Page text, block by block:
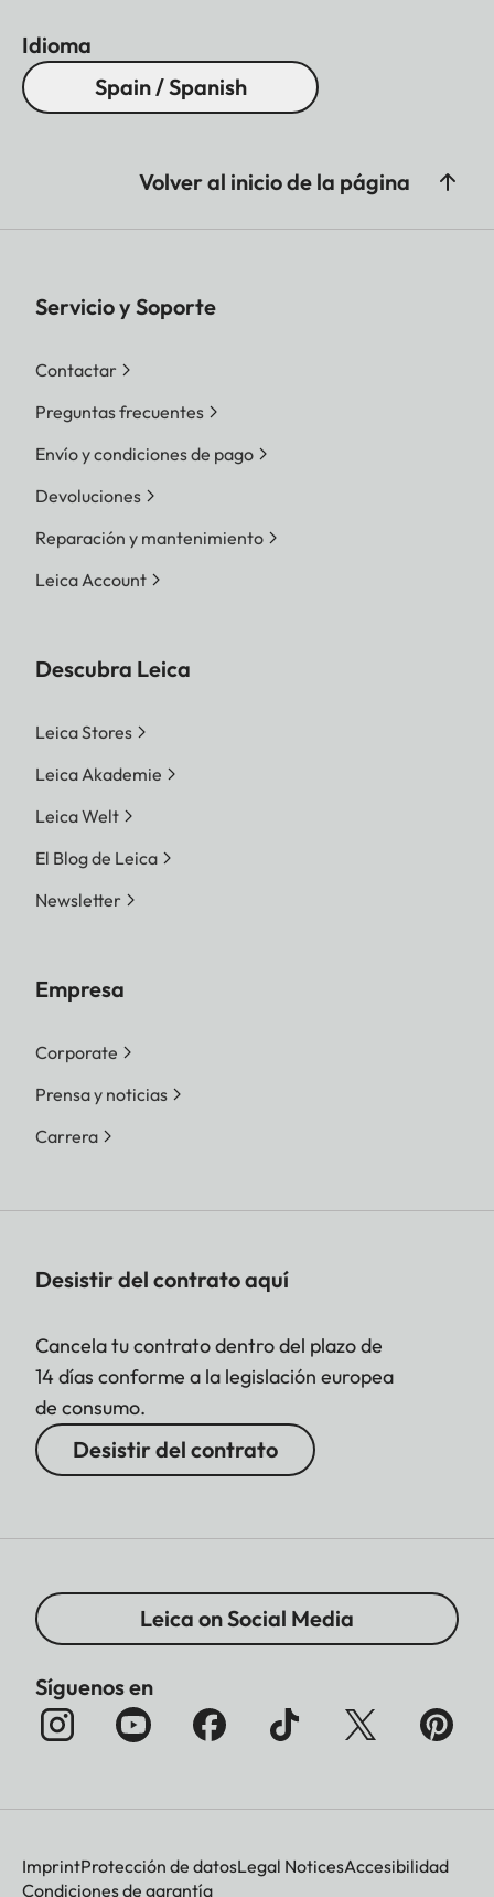
Idioma
Spain / Spanish
Volver al inicio de la página
Servicio y Soporte
Contactar
Preguntas frecuentes
Envío y condiciones de pago
Devoluciones
Reparación y mantenimiento
Leica Account
Descubra Leica
Leica Stores
Leica Akademie
Leica Welt
El Blog de Leica
Newsletter
Empresa
Corporate
Prensa y noticias
Carrera
Desistir del contrato aquí
Cancela tu contrato dentro del plazo de
14 días conforme a la legislación europea
de consumo.
Desistir del contrato
Leica on Social Media
Síguenos en
ImprintProtección de datosLegal NoticesAccesibilidad
Condiciones de garantía